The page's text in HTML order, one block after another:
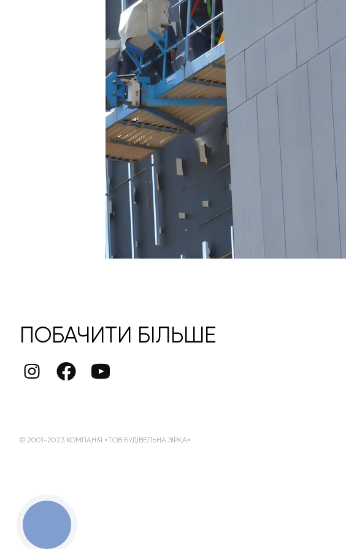
ПОБАЧИТИ БІЛЬШЕ
© 2001-2023 КОМПАНІЯ «ТОВ БУДІВЕЛЬНА ЗІРКА»